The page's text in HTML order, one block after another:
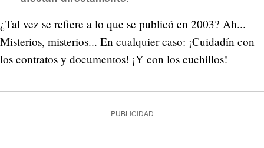
¿Tal vez se refiere a lo que se publicó en 2003? Ah...
Misterios, misterios... En cualquier caso: ¡Cuidadín con
los contratos y documentos! ¡Y con los cuchillos!
PUBLICIDAD